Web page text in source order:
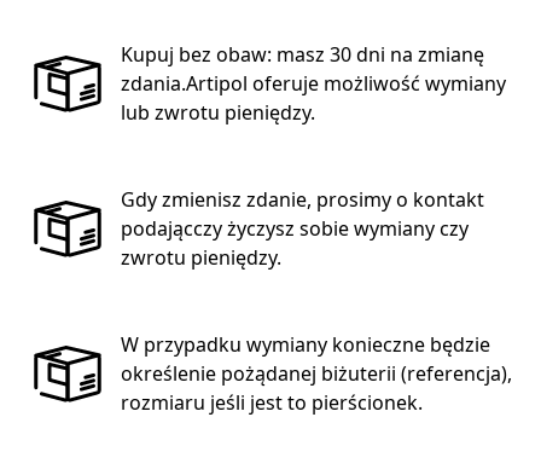
Kupuj bez obaw: masz 30 dni na zmianę
zdania.Artipol oferuje możliwość wymiany
lub zwrotu pieniędzy.
Gdy zmienisz zdanie, prosimy o kontakt
podającczy życzysz sobie wymiany czy
zwrotu pieniędzy.
W przypadku wymiany konieczne będzie
określenie pożądanej biżuterii (referencja),
rozmiaru jeśli jest to pierścionek.